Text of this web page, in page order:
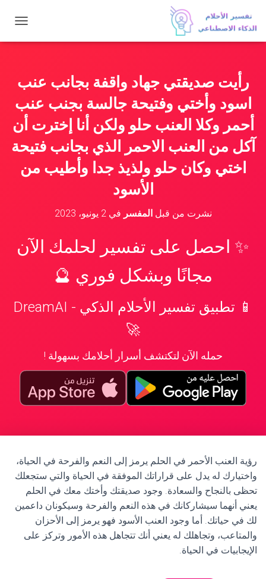
ب
ا
ت
ق
ل
رأيت صديقتي جهاد واقفة بجانب عنب
اسود وأختي وفتيحة جالسة بجنب عنب
أحمر وكلا العنب حلو ولكن أنا إخترت أن
آكل من العنب الاحمر الذي بجانب فتيحة
اختي وكان حلو ولذيذ جدا وأطيب من
الأسود
نشرت من قبلالمفسر في2 يونيو، 2023
✨ احصل على تفسير لحلمك الآن
مجانًا وبشكل فوري 🔮
📱 تطبيق تفسير الأحلام الذكي - DreamAI
🚀
حمله الآن لتكتشف أسرار أحلامك بسهولة !
رؤية العنب الأحمر في الحلم يرمز إلى النعم والفرحة في الحياة،
واختيارك له يدل على قراراتك الموفقة في الحياة والتي ستجعلك
تحظى بالنجاح والسعادة. وجود صديقتك وأختك معك في الحلم
يعني أنهما سيشاركانك في هذه النعم والفرحة وسيكونان داعمين
لك في حياتك. أما وجود العنب الأسود فهو يرمز إلى الأحزان
والمتاعب، وتجاهلك له يعني أنك تتجاهل هذه الأمور وتركز على
الإيجابيات في الحياة.